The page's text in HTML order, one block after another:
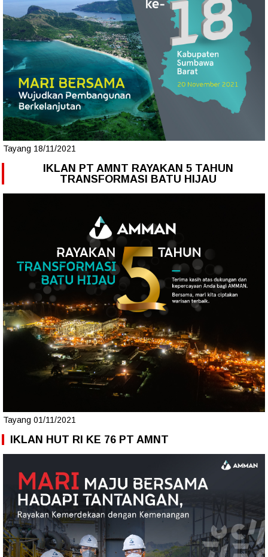
Tayang 18/11/2021
IKLAN PT AMNT RAYAKAN 5 TAHUN
TRANSFORMASI BATU HIJAU
Tayang 01/11/2021
IKLAN HUT RI KE 76 PT AMNT